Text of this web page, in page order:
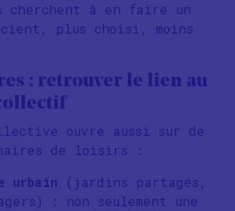
cherchent à en faire un
plus choisi, moins
: retrouver le lien au
ouvre aussi sur de
de loisirs :
urbain (jardins partagés,
: non seulement une